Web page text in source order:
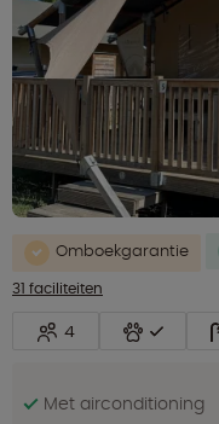
Omboekgarantie
31 faciliteiten
4
Met airconditioning